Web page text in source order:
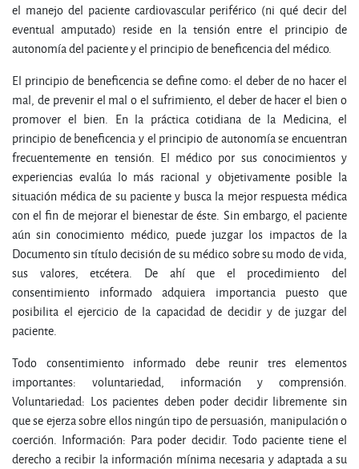
el manejo del paciente cardiovascular periférico (ni qué decir del
eventual amputado) reside en la tensión entre el principio de
autonomía del paciente y el principio de beneficencia del médico.
El principio de beneficencia se define como: el deber de no hacer el
mal, de prevenir el mal o el sufrimiento, el deber de hacer el bien o
promover el bien. En la práctica cotidiana de la Medicina, el
principio de beneficencia y el principio de autonomía se encuentran
frecuentemente en tensión. El médico por sus conocimientos y
experiencias evalúa lo más racional y objetivamente posible la
situación médica de su paciente y busca la mejor respuesta médica
con el fin de mejorar el bienestar de éste. Sin embargo, el paciente
aún sin conocimiento médico, puede juzgar los impactos de la
Documento sin título decisión de su médico sobre su modo de vida,
sus valores, etcétera. De ahí que el procedimiento del
consentimiento informado adquiera importancia puesto que
posibilita el ejercicio de la capacidad de decidir y de juzgar del
paciente.
Todo consentimiento informado debe reunir tres elementos
importantes: voluntariedad, información y comprensión.
Voluntariedad: Los pacientes deben poder decidir libremente sin
que se ejerza sobre ellos ningún tipo de persuasión, manipulación o
coerción. Información: Para poder decidir. Todo paciente tiene el
derecho a recibir la información mínima necesaria y adaptada a su